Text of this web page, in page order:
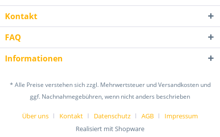
Kontakt
FAQ
Informationen
* Alle Preise verstehen sich zzgl. Mehrwertsteuer und Versandkosten und
ggf. Nachnahmegebühren, wenn nicht anders beschrieben
Über uns Kontakt Datenschutz AGB
Impressum
Realisiert mit Shopware